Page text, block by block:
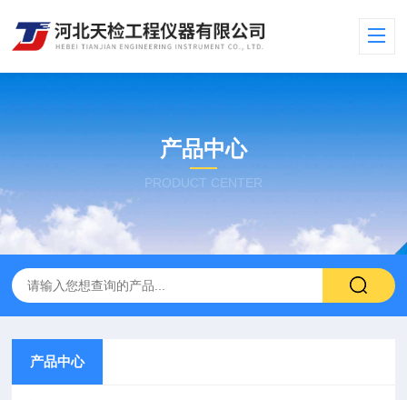
产品中心
PRODUCT CENTER
产品中心